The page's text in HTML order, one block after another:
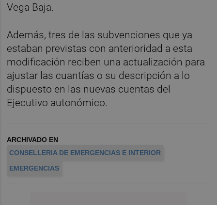
Vega Baja.
Además, tres de las subvenciones que ya
estaban previstas con anterioridad a esta
modificación reciben una actualización para
ajustar las cuantías o su descripción a lo
dispuesto en las nuevas cuentas del
Ejecutivo autonómico.
ARCHIVADO EN
CONSELLERIA DE EMERGENCIAS E INTERIOR
EMERGENCIAS